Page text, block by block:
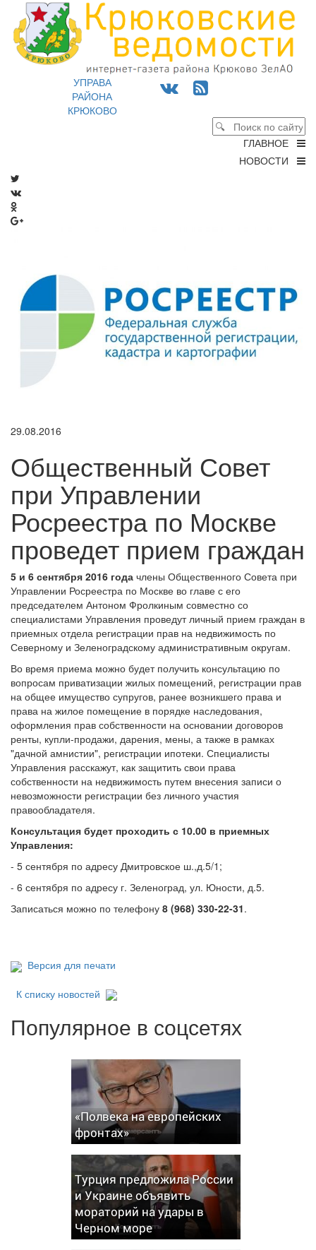
УПРАВА
РАЙОНА
КРЮКОВО
ГЛАВНОЕ
НОВОСТИ
29.08.2016
Общественный Совет
при Управлении
Росреестра по Москве
проведет прием граждан
5 и 6 сентября 2016 года члены Общественного Совета при
Управлении Росреестра по Москве во главе с его
председателем Антоном Фролкиным совместно со
специалистами Управления проведут личный прием граждан в
приемных отдела регистрации прав на недвижимость по
Северному и Зеленоградскому административным округам.
Во время приема можно будет получить консультацию по
вопросам приватизации жилых помещений, регистрации прав
на общее имущество супругов, ранее возникшего права и
права на жилое помещение в порядке наследования,
оформления прав собственности на основании договоров
ренты, купли-продажи, дарения, мены, а также в рамках
"дачной амнистии", регистрации ипотеки. Специалисты
Управления расскажут, как защитить свои права
собственности на недвижимость путем внесения записи о
невозможности регистрации без личного участия
правообладателя.
Консультация будет проходить с 10.00 в приемных
Управления:
- 5 сентября по адресу Дмитровское ш.,д.5/1;
- 6 сентября по адресу г. Зеленоград, ул. Юности, д.5.
Записаться можно по телефону 8 (968) 330-22-31.
Версия для печати
К списку новостей
Популярное в соцсетях
«Полвека на европейских
фронтах»
Турция предложила России
и Украине объявить
мораторий на удары в
Черном море